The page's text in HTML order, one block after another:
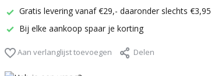
Gratis levering vanaf €29,- daaronder slechts €3,95
Bij elke aankoop spaar je korting
Aan verlanglijst toevoegen Delen